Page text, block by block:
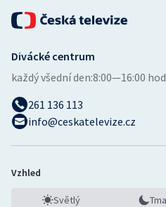
Divácké centrum
každý všední den:8:00—16:00
261 136 113
info@ceskatelevize.cz
Vzhled
Světlý